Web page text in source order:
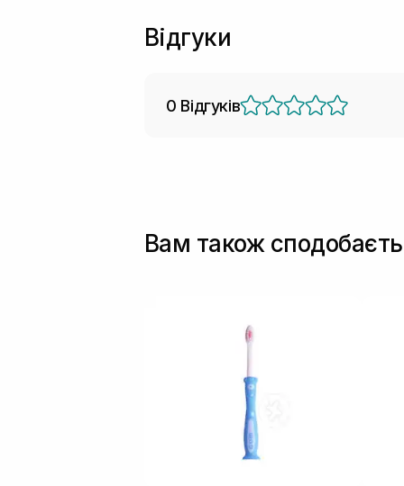
Відгуки
0 Відгуків
Вам також